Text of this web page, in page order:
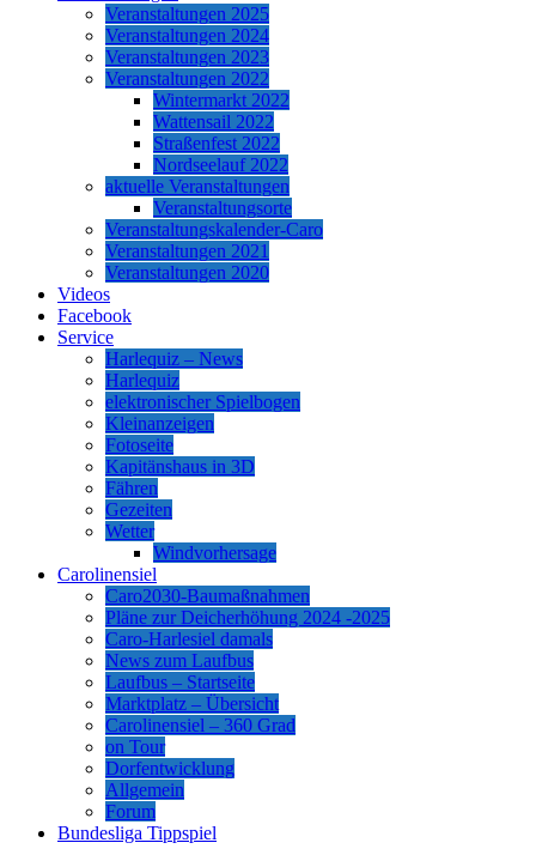
Veranstaltungen 2025
Veranstaltungen 2024
Veranstaltungen 2023
Veranstaltungen 2022
Wintermarkt 2022
Wattensail 2022
Straßenfest 2022
Nordseelauf 2022
aktuelle Veranstaltungen
Veranstaltungsorte
Veranstaltungskalender-Caro
Veranstaltungen 2021
Veranstaltungen 2020
Videos
Facebook
Service
Harlequiz – News
Harlequiz
elektronischer Spielbogen
Kleinanzeigen
Fotoseite
Kapitänshaus in 3D
Fähren
Gezeiten
Wetter
Windvorhersage
Carolinensiel
Caro2030-Baumaßnahmen
Pläne zur Deicherhöhung 2024 -2025
Caro-Harlesiel damals
News zum Laufbus
Laufbus – Startseite
Marktplatz – Übersicht
Carolinensiel – 360 Grad
on Tour
Dorfentwicklung
Allgemein
Forum
Bundesliga Tippspiel